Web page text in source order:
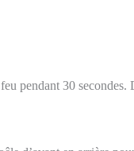
pendant 30 secondes.